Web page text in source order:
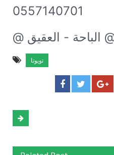
0557140701
- العقيق @
تويوتا